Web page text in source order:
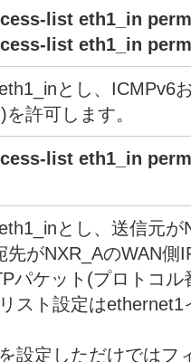
list eth1_in
list eth1_in
とし、ICMPv6
許可します。
list eth1_in
とし、送信元が
がNXR_AのWAN側
パケット(プロトコ
スト設定は
設定しただけではフ